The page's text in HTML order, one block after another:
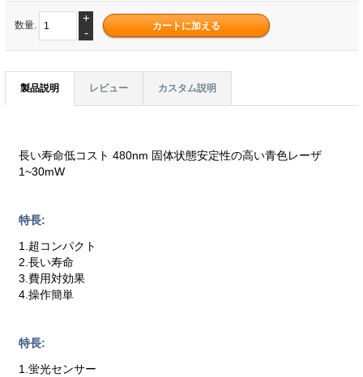
数量.
+
-
製品説明 レビュー カスタム説明
長い寿命低コスト 480nm 固体状態安定性の高い青色レーザ
1~30mW
特長:
1.超コンパクト
2.長い寿命
3.費用対効果
4.操作簡単
特長:
1.蛍光センサー